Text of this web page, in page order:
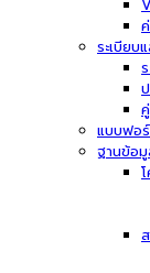
ระเบียบ
แบบฟอ
ฐานข้อ